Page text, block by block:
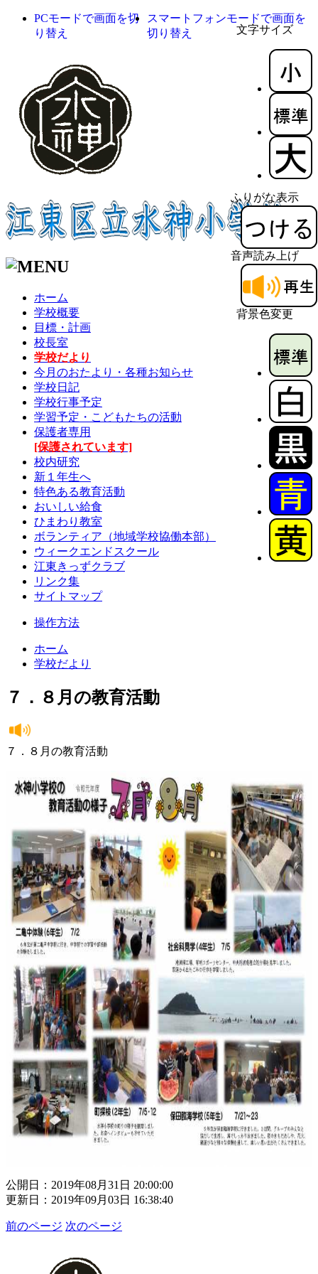
文字サイズ
ふりがな表示
音声読み上げ
背景色変更
PCモードで画面を切
り替え
スマートフォンモードで画面を
切り替え
ホーム
学校概要
目標・計画
校長室
学校だより
今月のおたより・各種お知らせ
学校日記
学校行事予定
学習予定・こどもたちの活動
保護者専用
[保護されています]
校内研究
新１年生へ
特色ある教育活動
おいしい給食
ひまわり教室
ボランティア（地域学校協働本部）
ウィークエンドスクール
江東きっずクラブ
リンク集
サイトマップ
操作方法
ホーム
学校だより
７．８月の教育活動
７．８月の教育活動
公開日：2019年08月31日 20:00:00
更新日：2019年09月03日 16:38:40
前のページ 次のページ